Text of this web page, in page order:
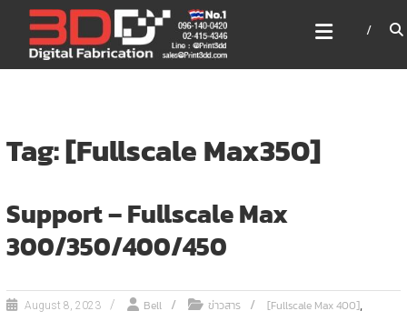
content
3DD DIGITAL FABRICATION
เครื่องพิมพ์3มิติ สแกนเนอร์
เลเซอร์
Tag: [Fullscale Max350]
Support – Fullscale Max
300/350/400/450
August 8, 2023 Bell ข่าวสาร [Fullscale Max 400],